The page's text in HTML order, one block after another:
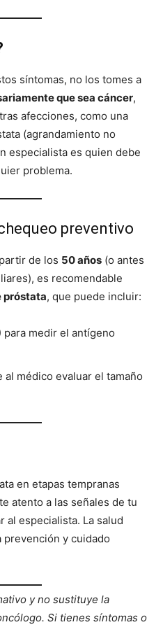
síntomas, no los tomes a
que sea cáncer,
afecciones, como una
(agrandamiento no
especialista es quien debe
problema.
preventivo
de los 50 años (o antes
es recomendable
próstata, que puede incluir:
para medir el antígeno
médico evaluar el tamaño
en etapas tempranas
atento a las señales de tu
al especialista. La salud
prevención y cuidado
y no sustituye la
Si tienes síntomas o